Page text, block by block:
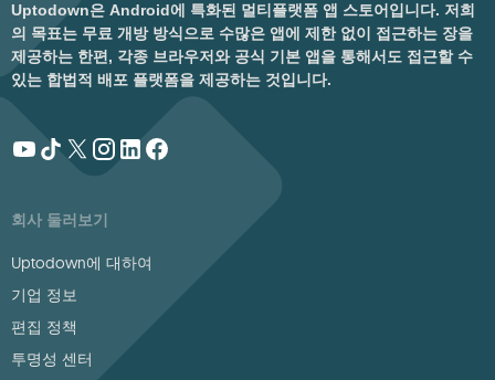
Uptodown은 Android에 특화된 멀티플랫폼 앱 스토어입니다. 저희
의 목표는 무료 개방 방식으로 수많은 앱에 제한 없이 접근하는 장을
제공하는 한편, 각종 브라우저와 공식 기본 앱을 통해서도 접근할 수
있는 합법적 배포 플랫폼을 제공하는 것입니다.
회사 둘러보기
Uptodown에 대하여
기업 정보
편집 정책
투명성 센터